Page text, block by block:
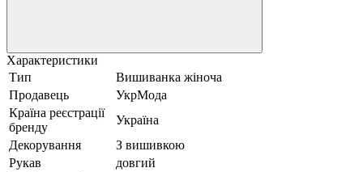
Характеристики
Тип
Вишиванка жіноча
Продавець
УкрМода
Країна реєстрації
бренду
Україна
Декорування
З вишивкою
Рукав
довгий